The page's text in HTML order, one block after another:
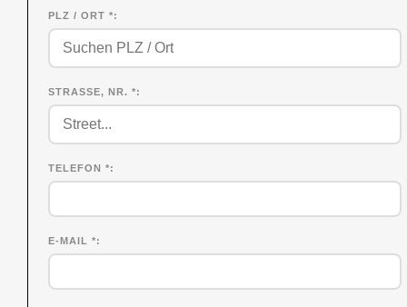
PLZ / ORT *
STRASSE, NR. *
TELEFON *
E-MAIL *